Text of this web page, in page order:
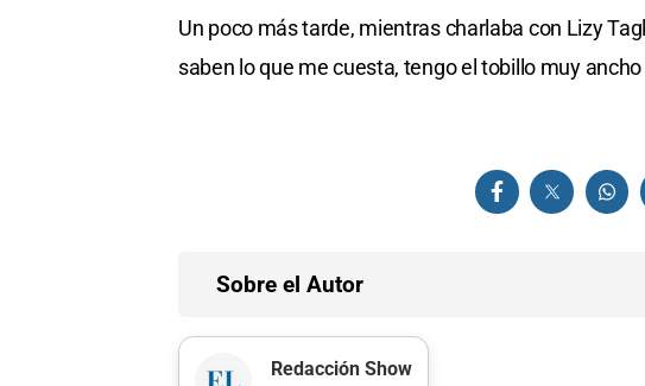
Un poco más tarde, mientras charlaba con Lizy
saben lo que me cuesta, tengo el tobillo muy
Sobre el Autor
Redacción Show